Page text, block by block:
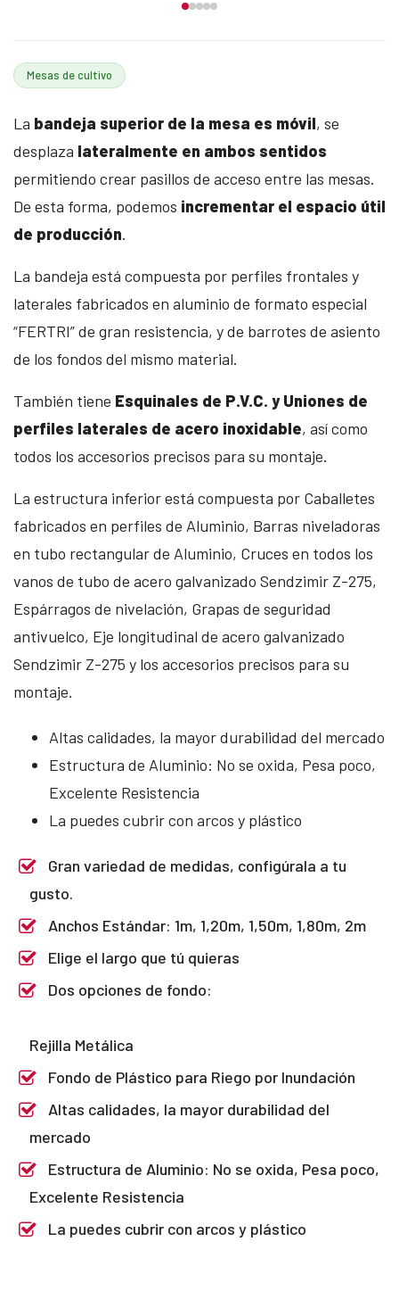
Mesas de cultivo
La bandeja superior de la mesa es móvil, se
desplaza lateralmente en ambos sentidos
permitiendo crear pasillos de acceso entre las mesas.
De esta forma, podemos incrementar el espacio útil
de producción.
La bandeja está compuesta por perfiles frontales y
laterales fabricados en aluminio de formato especial
“FERTRI” de gran resistencia, y de barrotes de asiento
de los fondos del mismo material.
También tiene Esquinales de P.V.C. y Uniones de
perfiles laterales de acero inoxidable, así como
todos los accesorios precisos para su montaje.
La estructura inferior está compuesta por Caballetes
fabricados en perfiles de Aluminio, Barras niveladoras
en tubo rectangular de Aluminio, Cruces en todos los
vanos de tubo de acero galvanizado Sendzimir Z-275,
Espárragos de nivelación, Grapas de seguridad
antivuelco, Eje longitudinal de acero galvanizado
Sendzimir Z-275 y los accesorios precisos para su
montaje.
Altas calidades, la mayor durabilidad del mercado
Estructura de Aluminio: No se oxida, Pesa poco,
Excelente Resistencia
La puedes cubrir con arcos y plástico
Gran variedad de medidas, configúrala a tu
gusto.
Anchos Estándar: 1m, 1,20m, 1,50m, 1,80m, 2m
Elige el largo que tú quieras
Dos opciones de fondo:
Rejilla Metálica
Fondo de Plástico para Riego por Inundación
Altas calidades, la mayor durabilidad del
mercado
Estructura de Aluminio: No se oxida, Pesa poco,
Excelente Resistencia
La puedes cubrir con arcos y plástico